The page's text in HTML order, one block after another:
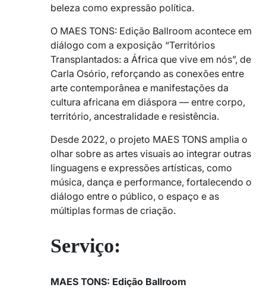
beleza como expressão política.
O MAES TONS: Edição Ballroom acontece em
diálogo com a exposição “Territórios
Transplantados: a África que vive em nós”, de
Carla Osório, reforçando as conexões entre
arte contemporânea e manifestações da
cultura africana em diáspora — entre corpo,
território, ancestralidade e resistência.
Desde 2022, o projeto MAES TONS amplia o
olhar sobre as artes visuais ao integrar outras
linguagens e expressões artísticas, como
música, dança e performance, fortalecendo o
diálogo entre o público, o espaço e as
múltiplas formas de criação.
Serviço:
MAES TONS: Edição Ballroom